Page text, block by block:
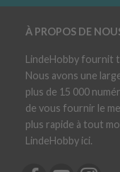
À PROPOS DE
LindeHobby fournit
Nous avons une
plus de 15 000
de vous fournir le
plus rapide à tout
LindeHobby ici.